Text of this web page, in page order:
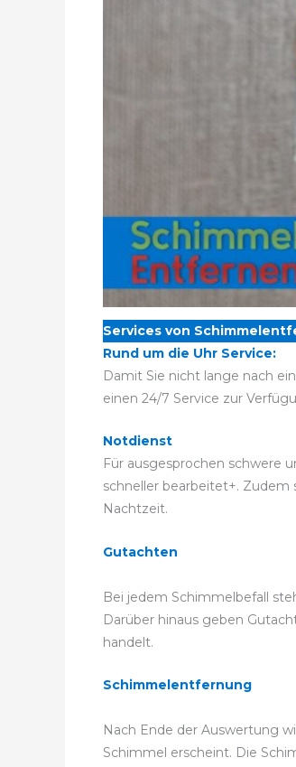
Services von
Rund um die Uhr Service:
Damit Sie nicht lange nach
einen 24/7 Service zur
Notdienst
Für ausgesprochen schwere
schneller bearbeitet+. Zudem
Nachtzeit.
Gutachten
Bei jedem Schimmelbefall
Darüber hinaus geben
handelt.
Schimmelentfernung
Nach Ende der Auswertung
Schimmel erscheint. Die